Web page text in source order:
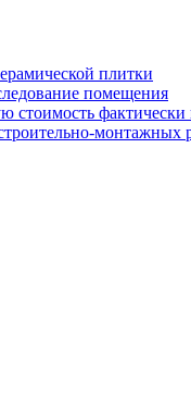
плитки
помещения
стоимость
монтажных